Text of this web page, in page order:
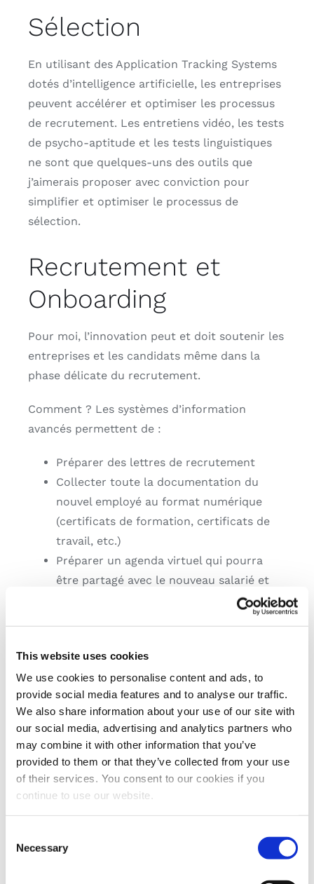
This website uses cookies
We use cookies to personalise content and ads, to
provide social media features and to analyse our traffic.
We also share information about your use of our site with
our social media, advertising and analytics partners who
may combine it with other information that you’ve
provided to them or that they’ve collected from your use
of their services. You consent to our cookies if you
continue to use our website.
Selection
Necessary
Sélection
En utilisant des Application Tracking Systems
dotés d’intelligence artificielle, les entreprises
peuvent accélérer et optimiser les processus
de recrutement. Les entretiens vidéo, les tests
de psycho-aptitude et les tests linguistiques
ne sont que quelques-uns des outils que
j’aimerais proposer avec conviction pour
simplifier et optimiser le processus de
sélection.
Recrutement et
Onboarding
Pour moi, l’innovation peut et doit soutenir les
entreprises et les candidats même dans la
phase délicate du recrutement.
Comment ? Les systèmes d’information
avancés permettent de :
Préparer des lettres de recrutement
Collecter toute la documentation du
nouvel employé au format numérique
(certificats de formation, certificats de
travail, etc.)
Préparer un agenda virtuel qui pourra
être partagé avec le nouveau salarié et
avec les différents représentants de
l’entreprise qui l’accueilleront afin de
Gestion des talents
– gestion des
performances –
formation
Aujourd’hui, la numérisation joue également
un rôle majeur dans la formation, la gestion et
l’évaluation du personnel.